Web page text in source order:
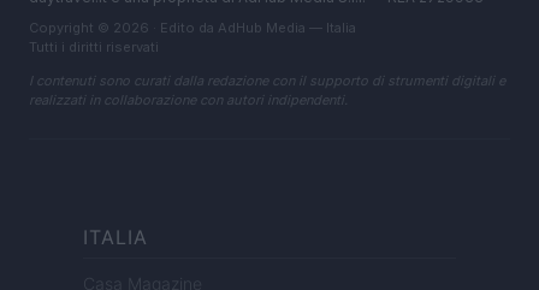
Copyright © 2026 · Edito da AdHub Media — Italia
Tutti i diritti riservati
I contenuti sono curati dalla redazione con il supporto di strumenti digitali e
realizzati in collaborazione con autori indipendenti.
ITALIA
Casa Magazine